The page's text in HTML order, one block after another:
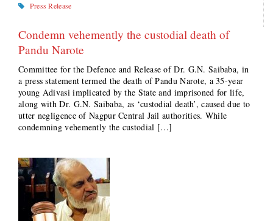
Press Release
Condemn vehemently the custodial death of
Pandu Narote
Committee for the Defence and Release of Dr. G.N. Saibaba, in
a press statement termed the death of Pandu Narote, a 35-year
young Adivasi implicated by the State and imprisoned for life,
along with Dr. G.N. Saibaba, as ‘custodial death’, caused due to
utter negligence of Nagpur Central Jail authorities. While
condemning vehemently the custodial […]